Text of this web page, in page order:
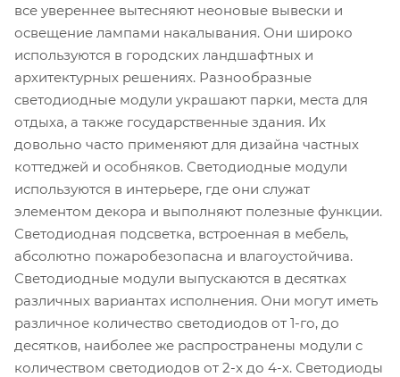
все увереннее вытесняют неоновые вывески и
освещение лампами накалывания. Они широко
используются в городских ландшафтных и
архитектурных решениях. Разнообразные
светодиодные модули украшают парки, места для
отдыха, а также государственные здания. Их
довольно часто применяют для дизайна частных
коттеджей и особняков. Светодиодные модули
используются в интерьере, где они служат
элементом декора и выполняют полезные функции.
Светодиодная подсветка, встроенная в мебель,
абсолютно пожаробезопасна и влагоустойчива.
Светодиодные модули выпускаются в десятках
различных вариантах исполнения. Они могут иметь
различное количество светодиодов от 1-го, до
десятков, наиболее же распространены модули с
количеством светодиодов от 2-х до 4-х. Светодиоды